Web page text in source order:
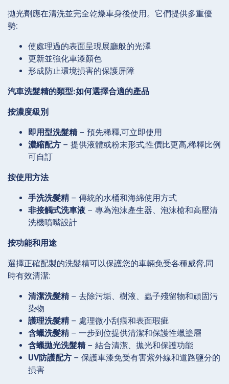
拋光劑應在清洗並完全乾燥車身後使用。它們提供多重優
勢:
使處理過的表面呈現展廳般的光澤
更新並強化車漆顏色
形成防止環境損害的保護屏障
汽車洗髮精的類型:如何選擇合適的產品
按濃度級別
即用型洗髮精– 預先稀釋,可立即使用
濃縮配方 – 提供液體或粉末形式,性價比更高,稀釋比例
可自訂
按使用方法
手洗洗髮精– 傳統的水桶和海綿使用方式
非接觸式洗車液 – 專為泡沫產生器、泡沫槍和高壓清
洗機噴嘴設計
按功能和用途
選擇正確配製的洗髮精可以保護您的車輛免受各種威脅,同
時有效清潔:
清潔洗髮精– 去除污垢、樹液、蟲子殘留物和頑固污
染物
護理洗髮精– 處理微小刮痕和表面瑕疵
含蠟洗髮精– 一步到位提供清潔和保護性蠟塗層
含蠟拋光洗髮精– 結合清潔、拋光和保護功能
UV防護配方 – 保護車漆免受有害紫外線和道路鹽分的
損害